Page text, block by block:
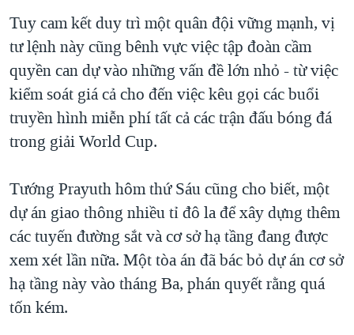
Tuy cam kết duy trì một quân đội vững mạnh, vị
tư lệnh này cũng bênh vực việc tập đoàn cầm
quyền can dự vào những vấn đề lớn nhỏ - từ việc
kiểm soát giá cả cho đến việc kêu gọi các buổi
truyền hình miễn phí tất cả các trận đấu bóng đá
trong giải World Cup.
Tướng Prayuth hôm thứ Sáu cũng cho biết, một
dự án giao thông nhiều tỉ đô la để xây dựng thêm
các tuyến đường sắt và cơ sở hạ tầng đang được
xem xét lần nữa. Một tòa án đã bác bỏ dự án cơ sở
hạ tầng này vào tháng Ba, phán quyết rằng quá
tốn kém.